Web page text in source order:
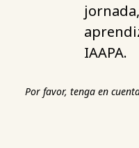
IAAPA.
Por favor, tenga en